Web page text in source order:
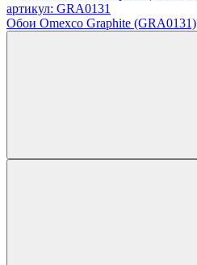
артикул: GRA0131
Обои Omexco Graphite (GRA0131)